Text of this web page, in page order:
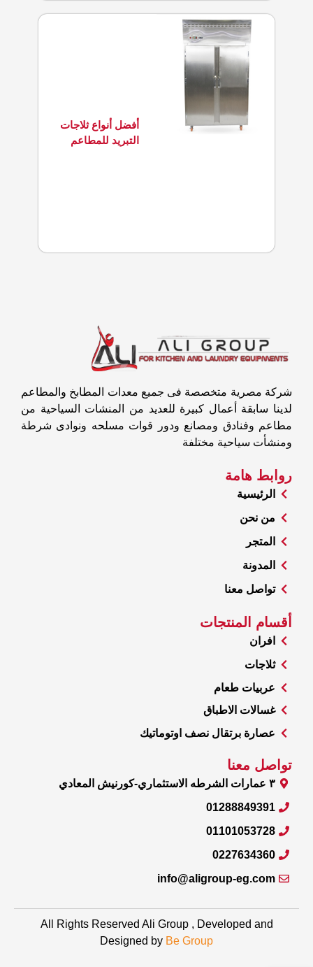
أفضل أنواع ثلاجات
التبريد للمطاعم
شركة مصرية متخصصة فى جميع معدات المطابخ والمطاعم
لدينا سابقة أعمال كبيرة للعديد من المنشات السياحية من
مطاعم وفنادق ومصانع ودور قوات مسلحه ونوادى شرطة
ومنشأت سياحية مختلفة
روابط هامة
الرئيسية
من نحن
المتجر
المدونة
تواصل معنا
أقسام المنتجات
افران
ثلاجات
عربيات طعام
غسالات الاطباق
عصارة برتقال نصف اوتوماتيك
تواصل معنا
٣ عمارات الشرطه الاستثماري-كورنيش المعادي
01288849391
01101053728
0227634360
info@aligroup-eg.com
All Rights Reserved Ali Group , Developed and
Designed by Be Group